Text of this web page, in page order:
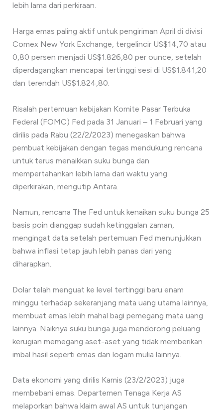
lebih lama dari perkiraan.
Harga emas paling aktif untuk pengiriman April di divisi
Comex New York Exchange, tergelincir US$14,70 atau
0,80 persen menjadi US$1.826,80 per ounce, setelah
diperdagangkan mencapai tertinggi sesi di US$1.841,20
dan terendah US$1.824,80.
Risalah pertemuan kebijakan Komite Pasar Terbuka
Federal (FOMC) Fed pada 31 Januari – 1 Februari yang
dirilis pada Rabu (22/2/2023) menegaskan bahwa
pembuat kebijakan dengan tegas mendukung rencana
untuk terus menaikkan suku bunga dan
mempertahankan lebih lama dari waktu yang
diperkirakan, mengutip Antara.
Namun, rencana The Fed untuk kenaikan suku bunga 25
basis poin dianggap sudah ketinggalan zaman,
mengingat data setelah pertemuan Fed menunjukkan
bahwa inflasi tetap jauh lebih panas dari yang
diharapkan.
Dolar telah menguat ke level tertinggi baru enam
minggu terhadap sekeranjang mata uang utama lainnya,
membuat emas lebih mahal bagi pemegang mata uang
lainnya. Naiknya suku bunga juga mendorong peluang
kerugian memegang aset-aset yang tidak memberikan
imbal hasil seperti emas dan logam mulia lainnya.
Data ekonomi yang dirilis Kamis (23/2/2023) juga
membebani emas. Departemen Tenaga Kerja AS
melaporkan bahwa klaim awal AS untuk tunjangan